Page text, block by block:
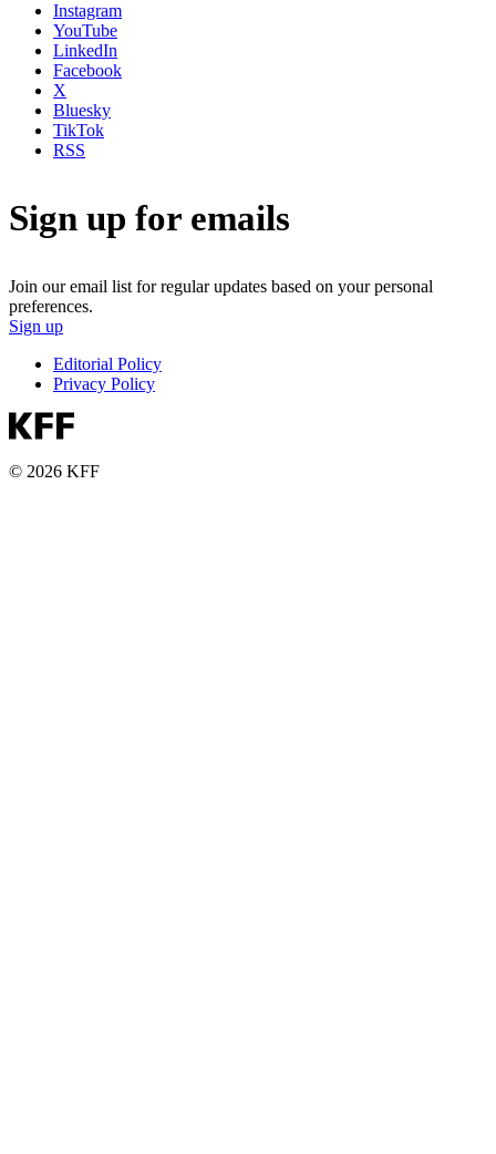
Instagram
YouTube
LinkedIn
Facebook
X
Bluesky
TikTok
RSS
Sign up for emails
Join our email list for regular updates based on your personal
preferences.
Sign up
Editorial Policy
Privacy Policy
© 2026 KFF